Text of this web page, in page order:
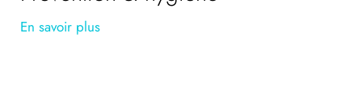
En savoir plus